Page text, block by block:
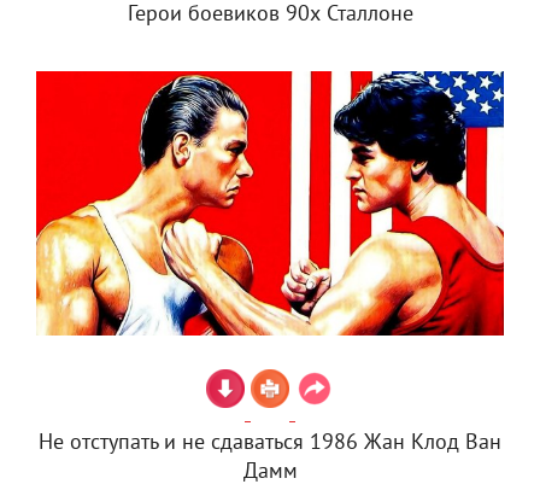
Герои боевиков 90х Сталлоне
Не отступать и не сдаваться 1986 Жан Клод Ван
Дамм